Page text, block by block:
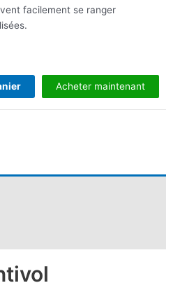
facilement se ranger
Acheter maintenant